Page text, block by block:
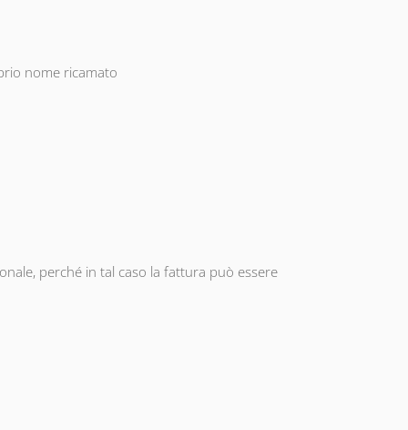
nome ricamato
perché in tal caso la fattura può essere